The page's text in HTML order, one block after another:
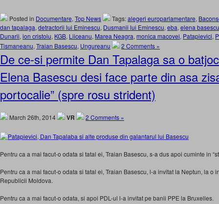
Posted in Documentare, Top News Tags:alegeri europarlamentare,
dan tapalaga, detractorii lui Eminescu, Dusmanii lui Eminescu, eba, elena basescu
Dunarii, ion cristoiu, KGB, Liiceanu, Marea Neagra, monica macovei, Patapievici,
Tismaneanu, Traian Basescu, Ungureanu 2 Comments »
De ce-si permite Dan Tapalaga sa o
Elena Basescu desi face parte din asa
portocalie” (spre rosu strident)
March 26th, 2014 VR 2 Comments »
Pentru ca a mai facut-o odata si tatal ei, Traian Basescu, s-a dus apoi cuminte in
Pentru ca a mai facut-o odata si tatal ei, Traian Basescu, l-a invitat la Neptun, la o
Republicii Moldova.
Pentru ca a mai facut-o odata, si apoi PDL-ul l-a invitat pe banii PPE la Bruxelles.